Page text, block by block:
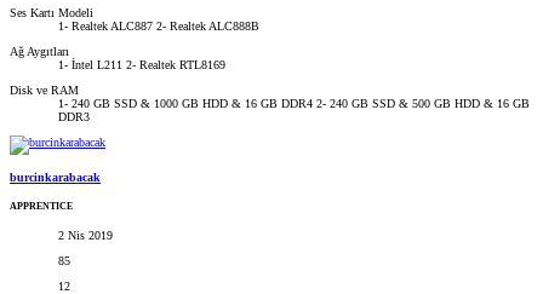
Ses Kartı Modeli
1- Realtek ALC887 2- Realtek ALC888B
Ağ Aygıtları
1- İntel L211 2- Realtek RTL8169
Disk ve RAM
1- 240 GB SSD & 1000 GB HDD & 16 GB DDR4 2- 240 GB SSD & 500 GB HDD & 16 GB
DDR3
burcinkarabacak
APPRENTICE
2 Nis 2019
85
12